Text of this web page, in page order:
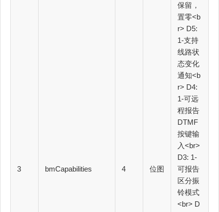
3 bmCapabilities 4 位图
保留，
置零<b
r> D5:
1-支持
线路状
态变化
通知<b
r> D4:
1-可远
程报告
DTMF
按键输
入<br>
D3: 1-
可报告
区分振
铃模式
<br> D